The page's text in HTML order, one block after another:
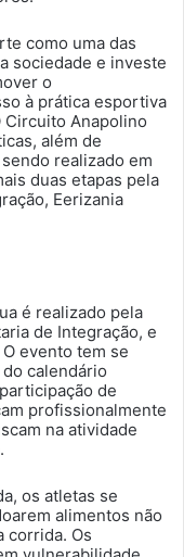
como uma das
sociedade e investe
o
à prática esportiva
Circuito Anapolino
além de
realizado em
duas etapas pela
Eerizania
é realizado pela
de Integração, e
evento tem se
calendário
de
profissionalmente
na atividade
os atletas se
alimentos não
corrida. Os